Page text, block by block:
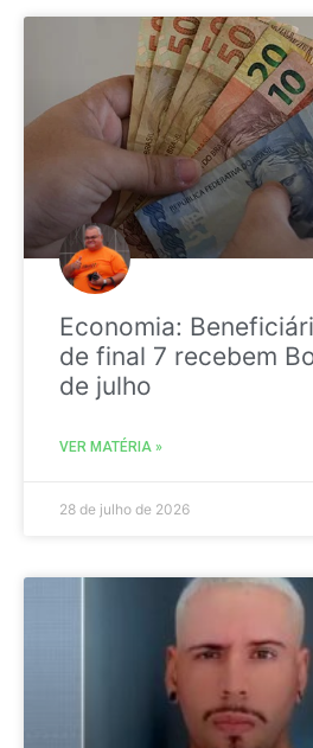
Economia:
de final 7 recebem
de julho
VER MATÉRIA »
28 de julho de 2026